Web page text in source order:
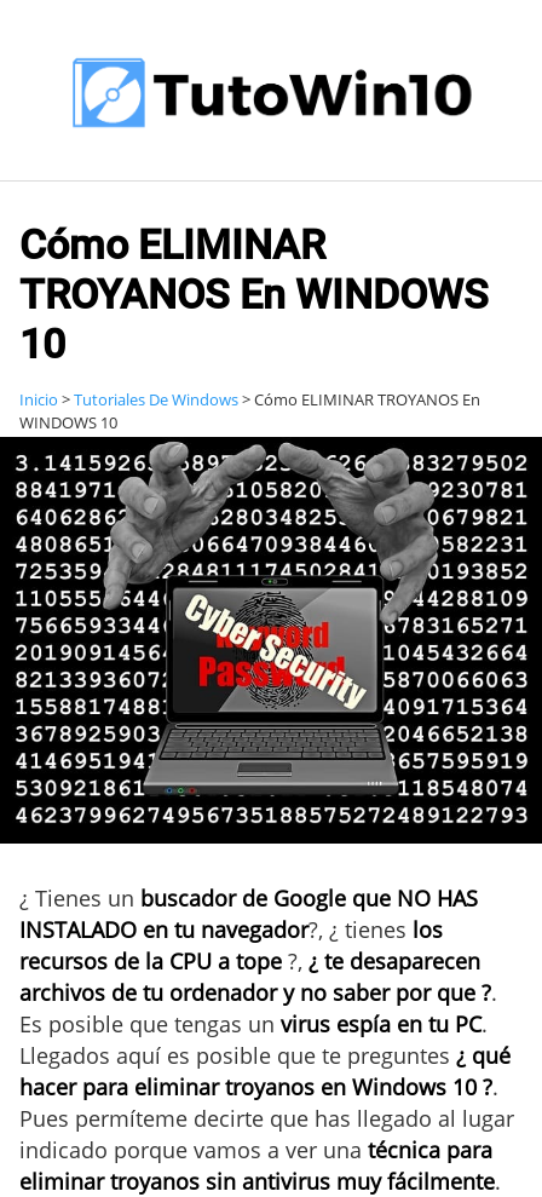
contenido
Cómo ELIMINAR
TROYANOS En WINDOWS
10
Inicio >Tutoriales De Windows>Cómo ELIMINAR TROYANOS En
WINDOWS 10
¿ Tienes un buscador de Google que NO HAS
INSTALADO en tu navegador?, ¿ tienes los
recursos de la CPU a tope ?, ¿ te desaparecen
archivos de tu ordenador y no saber por que ?.
Es posible que tengas un virus espía en tu PC.
Llegados aquí es posible que te preguntes ¿ qué
hacer para eliminar troyanos en Windows 10 ?.
Pues permíteme decirte que has llegado al lugar
indicado porque vamos a ver una técnica para
eliminar troyanos sin antivirus muy fácilmente.